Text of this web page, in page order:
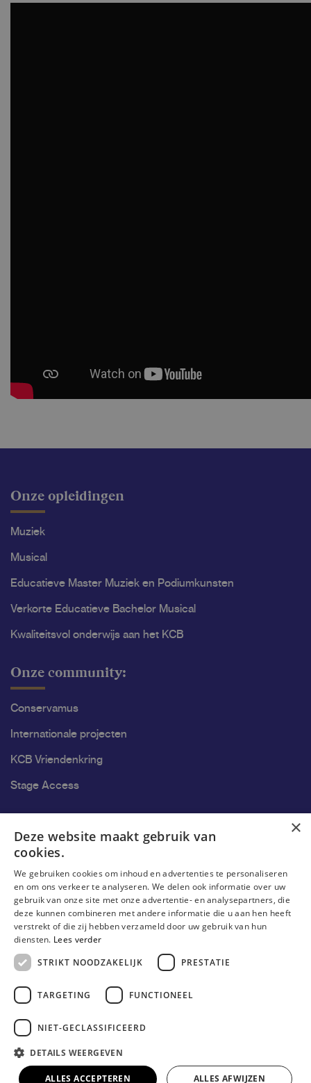
Onze opleidingen
Muziek
Musical
Educatieve Master Muziek en Podiumkunsten
Verkorte Educatieve Bachelor Musical
Kwaliteitsvol onderwijs aan het KCB
Onze community:
Conservamus
Internationale projecten
KCB Vriendenkring
Stage Access
Onderzoek
Onderzoeksgroepen
Onderzoekers
Onderzoeker worden
© Erasmushogeschool Brussel 2026
Cookieverklaring
Gebruiksvoorwaarden
×
Deze website maakt gebruik van
cookies.
We gebruiken cookies om inhoud en advertenties te personaliseren
en om ons verkeer te analyseren. We delen ook informatie over uw
gebruik van onze site met onze advertentie- en analysepartners, die
deze kunnen combineren met andere informatie die u aan hen heeft
verstrekt of die zij hebben verzameld door uw gebruik van hun
diensten. Lees verder
STRIKT NOODZAKELIJK
PRESTATIE
TARGETING FUNCTIONEEL
NIET-GECLASSIFICEERD
DETAILS WEERGEVEN
ALLES ACCEPTEREN ALLES AFWIJZEN